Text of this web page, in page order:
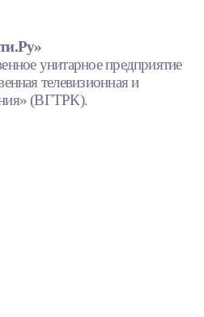
унитарное предприятие
телевизионная и
(ВГТРК).